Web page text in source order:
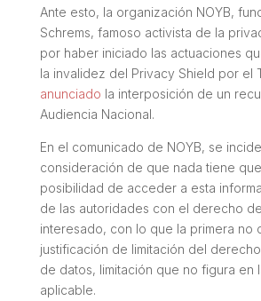
Ante esto, la organización NOYB,
Schrems, famoso activista de la
por haber iniciado las actuaciones
la invalidez del Privacy Shield por el
anunciado la interposición de un
Audiencia Nacional.
En el comunicado de NOYB, se
consideración de que nada tiene
posibilidad de acceder a esta
de las autoridades con el derecho
interesado, con lo que la primera no
justificación de limitación del
de datos, limitación que no figura en
aplicable.